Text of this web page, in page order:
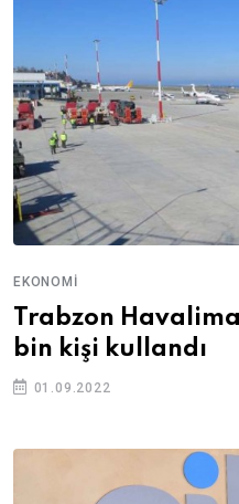
EKONOMI
Trabzon
bin kişi kullandı
01.09.2022